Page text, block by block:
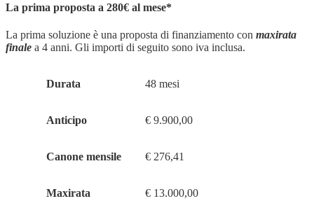
La prima proposta a 280€ al mese*
La prima soluzione è una proposta di finanziamento con maxirata
finale a 4 anni. Gli importi di seguito sono iva inclusa.
Durata 48 mesi
Anticipo € 9.900,00
Canone mensile € 276,41
Maxirata € 13.000,00